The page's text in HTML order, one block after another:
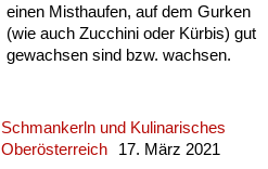
einen Misthaufen, auf dem Gurken
(wie auch Zucchini oder Kürbis) gut
gewachsen sind bzw. wachsen.
Schmankerln und Kulinarisches
Oberösterreich
17. März 2021